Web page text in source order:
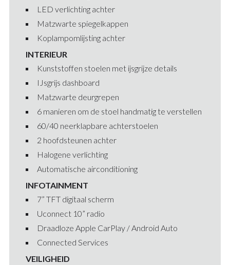
LED verlichting achter
Matzwarte spiegelkappen
Koplampomlijsting achter
INTERIEUR
Kunststoffen stoelen met ijsgrijze details
IJsgrijs dashboard
Matzwarte deurgrepen
6 manieren om de stoel handmatig te verstellen
60/40 neerklapbare achterstoelen
2 hoofdsteunen achter
Halogene verlichting
Automatische airconditioning
INFOTAINMENT
7” TFT digitaal scherm
Uconnect 10” radio
Draadloze Apple CarPlay / Android Auto
Connected Services
VEILIGHEID